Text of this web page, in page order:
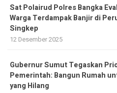
Sat Polairud Polres Bangka
Warga Terdampak Banjir di
Singkep
12 Desember 2025
Gubernur Sumut Tegaskan
Pemerintah: Bangun Rumah
yang Hilang